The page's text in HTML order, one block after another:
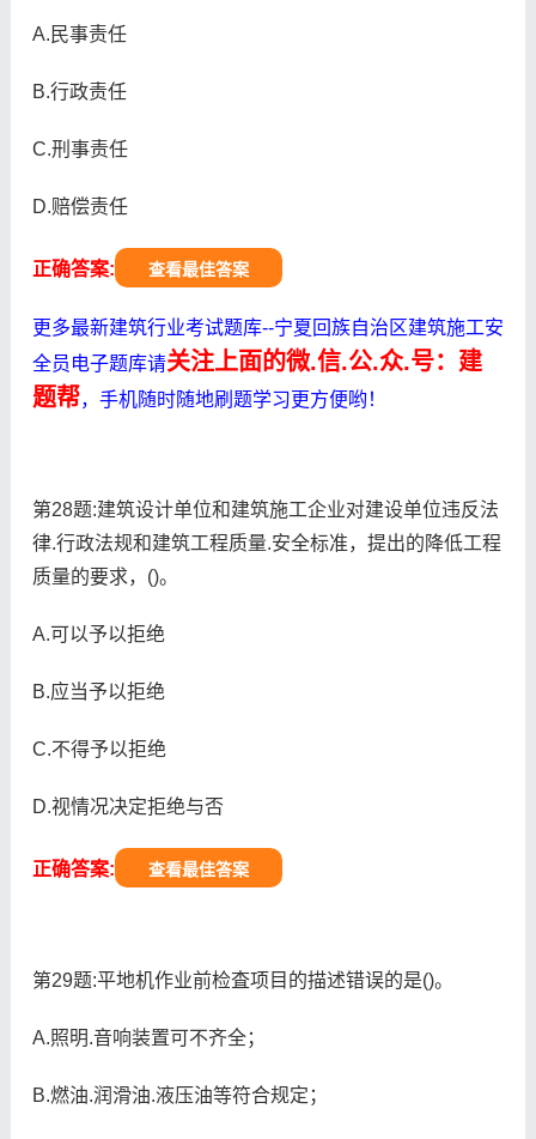
A.民事责任
B.行政责任
C.刑事责任
D.赔偿责任
正确答案: 查看最佳答案
更多最新建筑行业考试题库--宁夏回族自治区建筑施工安
全员电子题库请关注上面的微.信.公.众.号：建
题帮，手机随时随地刷题学习更方便哟！
第28题:建筑设计单位和建筑施工企业对建设单位违反法
律.行政法规和建筑工程质量.安全标准，提出的降低工程
质量的要求，()。
A.可以予以拒绝
B.应当予以拒绝
C.不得予以拒绝
D.视情况决定拒绝与否
正确答案: 查看最佳答案
第29题:平地机作业前检査项目的描述错误的是()。
A.照明.音响装置可不齐全；
B.燃油.润滑油.液压油等符合规定；